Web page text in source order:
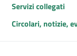
Servizi collegati
Circolari, notizie,